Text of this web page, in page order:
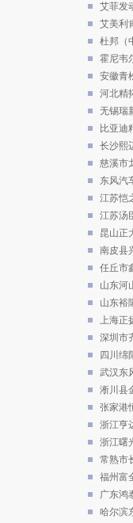
艾菲发
艾美利
杜邦（
霍尼韦
安徽青
河北精
无锡瑞
比亚迪
长沙熙
慈溪市
东风汽
江苏恺
江苏汤
昆山正
南皮县
任丘市
山东河
山东裕
上海正
深圳市
四川绵
武汉东
淅川县
张家港
浙江亨
浙江曙
常熟市
福州富
广东鸿
哈尔滨